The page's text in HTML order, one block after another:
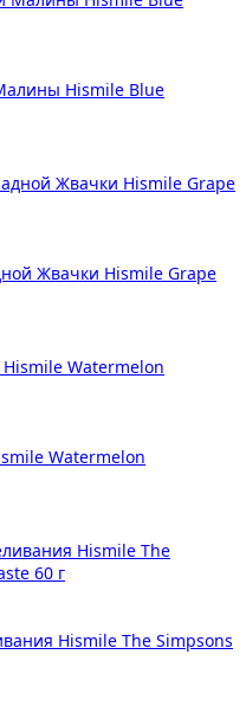
Hismile Blue
Жвачки Hismile Grape
Watermelon
Hismile The Simpsons